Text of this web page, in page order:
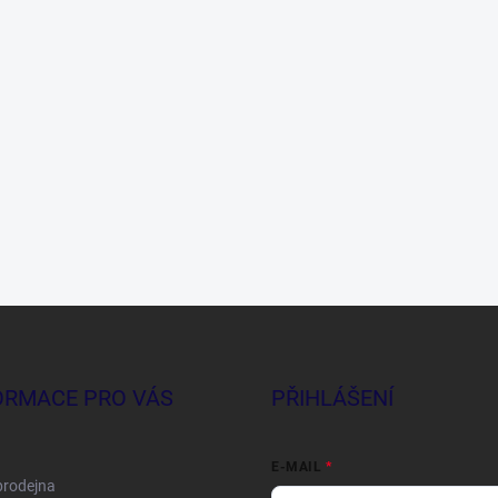
PRO VÁS PŘIHLÁŠENÍ
E-MAIL